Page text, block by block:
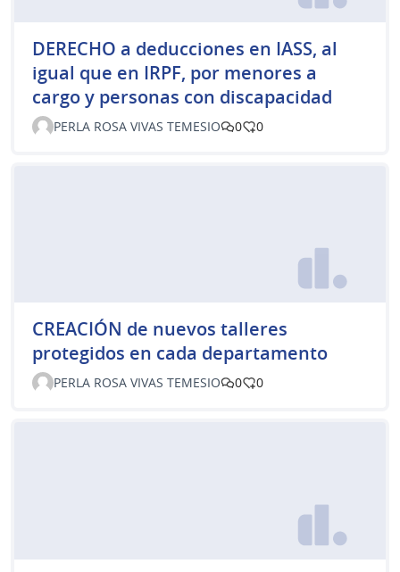
DERECHO a deducciones en IASS, al
igual que en IRPF, por menores a
cargo y personas con discapacidad
PERLA ROSA VIVAS TEMESIO 0 0
CREACIÓN de nuevos talleres
protegidos en cada departamento
PERLA ROSA VIVAS TEMESIO 0 0